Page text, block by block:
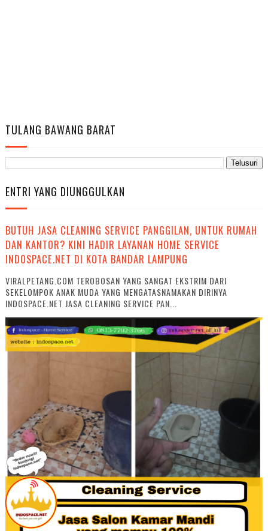
TULANG BAWANG BARAT
ENTRI YANG DIUNGGULKAN
BUTUH JASA CLEANING SERVICE PANGGILAN, UNTUK RUMAH
DAN KANTOR? KINI HADIR LAYANAN HOME SERVICE
INDOSPACE.NET DI KOTA BANDAR LAMPUNG
VIRALPETANG.COM TEROBOSAN YANG SANGAT EKSTRIM DARI
SEKELOMPOK ANAK MUDA YANG MENGATASNAMAKAN DIRINYA
INDOSPACE.NET JASA CLEANING SERVICE PAN...